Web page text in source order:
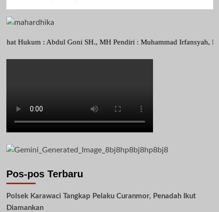
: Abdul Goni SH., MH Pendiri : Muhammad Irfansyah,
Pos-pos Terbaru
Polsek Karawaci Tangkap Pelaku Curanmor, Penadah Ikut
Diamankan